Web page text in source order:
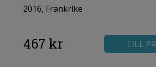
2016, Frankrike
467 kr TILL